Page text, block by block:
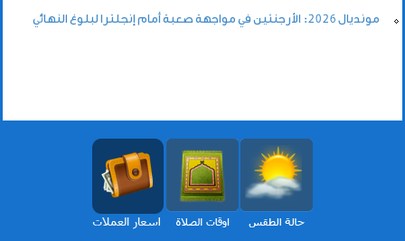
مونديال 2026: الأرجنتين في مواجهة صعبة أمام إنجلترا لبلوغ النهائي